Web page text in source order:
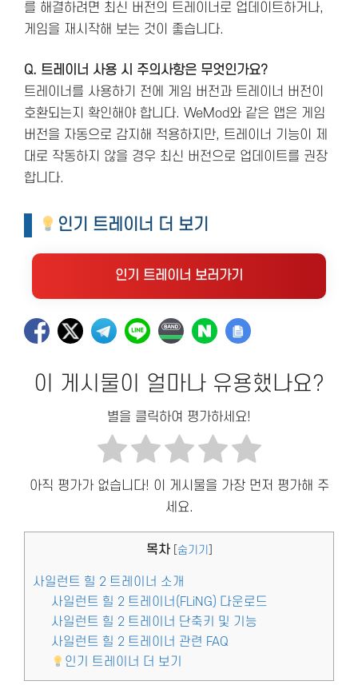
를 해결하려면 최신 버전의 트레이너로 업데이트하거나,
게임을 재시작해 보는 것이 좋습니다.
Q. 트레이너 사용 시 주의사항은 무엇인가요?
트레이너를 사용하기 전에 게임 버전과 트레이너 버전이
호환되는지 확인해야 합니다. WeMod와 같은 앱은 게임
버전을 자동으로 감지해 적용하지만, 트레이너 기능이 제
대로 작동하지 않을 경우 최신 버전으로 업데이트를 권장
합니다​.
인기 트레이너 더 보기
인기 트레이너 보러가기
이 게시물이 얼마나 유용했나요?
별을 클릭하여 평가하세요!
아직 평가가 없습니다! 이 게시물을 가장 먼저 평가해 주
세요.
목차 숨기기
사일런트 힐 2 트레이너 소개
사일런트 힐 2 트레이너(FLiNG) 다운로드
사일런트 힐 2 트레이너 단축키 및 기능
사일런트 힐 2 트레이너 관련 FAQ
인기 트레이너 더 보기